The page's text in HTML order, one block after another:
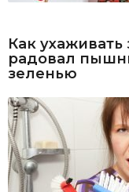
Как
радовал
зеленью